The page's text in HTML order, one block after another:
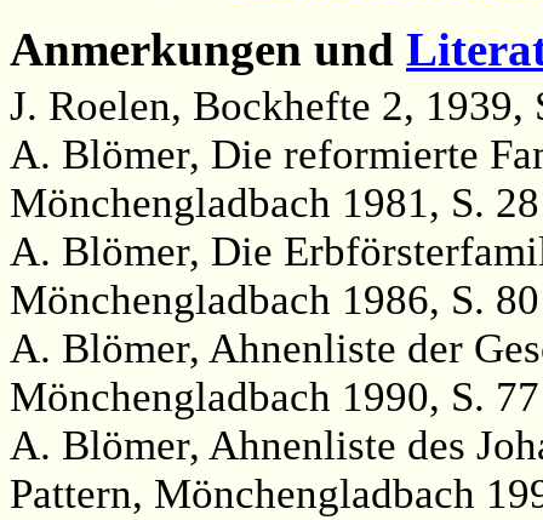
Anmerkungen und
J. Roelen, Bockhefte 2, 1939,
A. Blömer, Die reformierte
Mönchengladbach 1981, S. 28
A. Blömer, Die
Mönchengladbach 1986, S. 80
A. Blömer, Ahnenliste der
Mönchengladbach 1990, S. 77
A. Blömer, Ahnenliste des
Pattern, Mönchengladbach